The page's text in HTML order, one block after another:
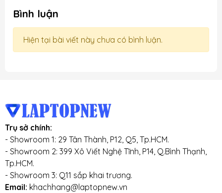
Bình luận
Hiện tại bài viết này chưa có bình luận.
Trụ sở chính:
- Showroom 1: 29 Tân Thành, P12, Q5, Tp.HCM.
- Showroom 2: 399 Xô Viết Nghệ Tĩnh, P14, Q.Bình Thạnh,
Tp.HCM.
- Showroom 3: Q11 sắp khai trương.
Email: khachhang@laptopnew.vn